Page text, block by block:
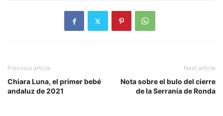
Previous article
Chiara Luna, el primer bebé
andaluz de 2021
Next article
Nota sobre el bulo del cierre
de la Serranía de Ronda